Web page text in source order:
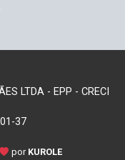
LTDA - EPP - CRECI
37
por KUROLE